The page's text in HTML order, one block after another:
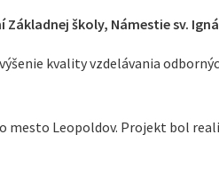
školy, Námestie sv.
kvality vzdelávania
mesto Leopoldov. Projekt bol